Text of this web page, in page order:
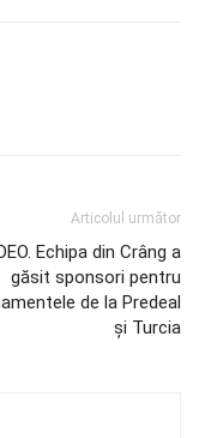
Articolul următor
Echipa din Crâng a
găsit sponsori pentru
de la Predeal
şi Turcia